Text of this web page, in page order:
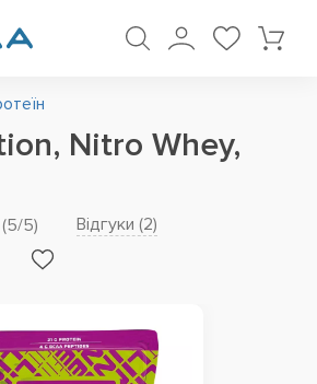
Nitro Whey,
(5/5) Відгуки (2)